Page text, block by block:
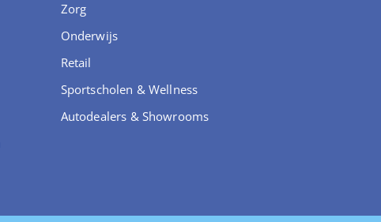
Zorg
Onderwijs
Retail
Sportscholen & Wellness
Autodealers & Showrooms